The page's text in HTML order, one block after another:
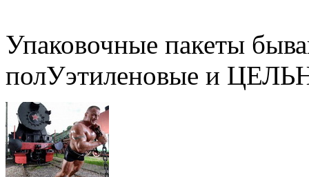
Упаковочные пакеты
полУэтиленовые и